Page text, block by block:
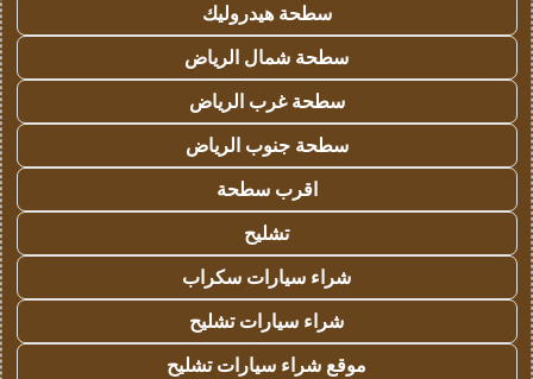
سطحة هيدروليك
سطحة شمال الرياض
سطحة غرب الرياض
سطحة جنوب الرياض
اقرب سطحة
تشليح
شراء سيارات سكراب
شراء سيارات تشليح
موقع شراء سيارات تشليح